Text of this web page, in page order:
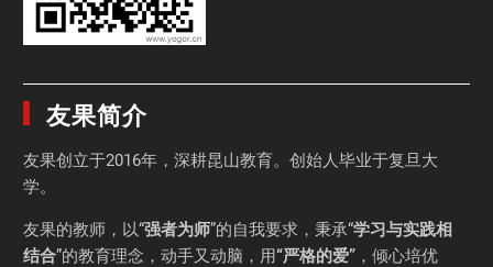
友果简介
友果创立于2016年，深耕昆山教育。创始人毕业于复旦大
学。
友果的教师，以“强者为师”的自我要求，秉承“学习与实践相
结合”的教育理念，动手又动脑，用“严格的爱” ，倾心培优